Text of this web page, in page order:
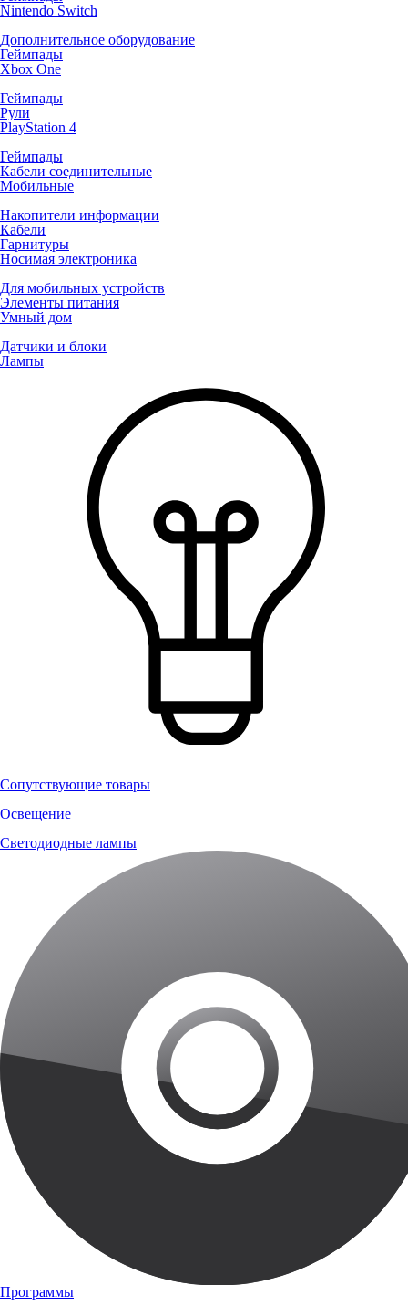
Nintendo Switch
Дополнительное оборудование
Геймпады
Xbox One
Геймпады
Рули
PlayStation 4
Геймпады
Кабели соединительные
Мобильные
Накопители информации
Кабели
Гарнитуры
Носимая электроника
Для мобильных устройств
Элементы питания
Умный дом
Датчики и блоки
Лампы
Сопутствующие товары
Освещение
Светодиодные лампы
Программы